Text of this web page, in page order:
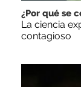
¿Por qué se
La ciencia
contagioso